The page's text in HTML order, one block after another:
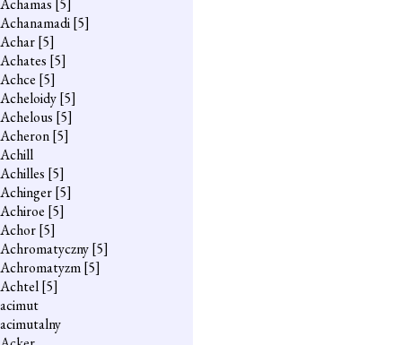
Achamas [5]
Achanamadi[5]
Achar[5]
Achates [5]
Achce [5]
Acheloidy[5]
Achelous [5]
Acheron[5]
Achill
Achilles [5]
Achinger[5]
Achiroe [5]
Achor[5]
Achromatyczny[5]
Achromatyzm[5]
Achtel[5]
acimut
acimutalny